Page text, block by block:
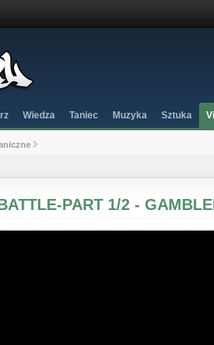
Wiedza Taniec Muzyka Sztuka
PART 1/2 -